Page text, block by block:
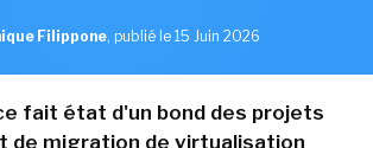
Filippone, publié le 15 Juin 2026
fait état d'un bond des projets
de migration de virtualisation